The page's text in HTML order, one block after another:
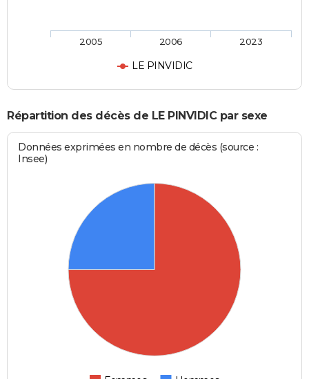
LE PINVIDIC
2005 2006 2023
Répartition des décès de LE PINVIDIC par sexe
Données exprimées en nombre de décès (source :
Insee)